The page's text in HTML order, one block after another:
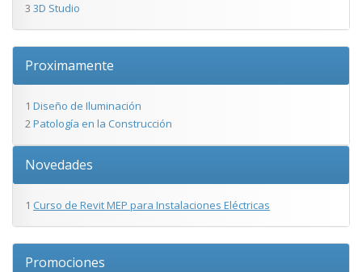
3 3D Studio
Proximamente
1 Diseño de Iluminación
2Patología en la Construcción
Novedades
1 Curso de Revit MEP para Instalaciones Eléctricas
Promociones